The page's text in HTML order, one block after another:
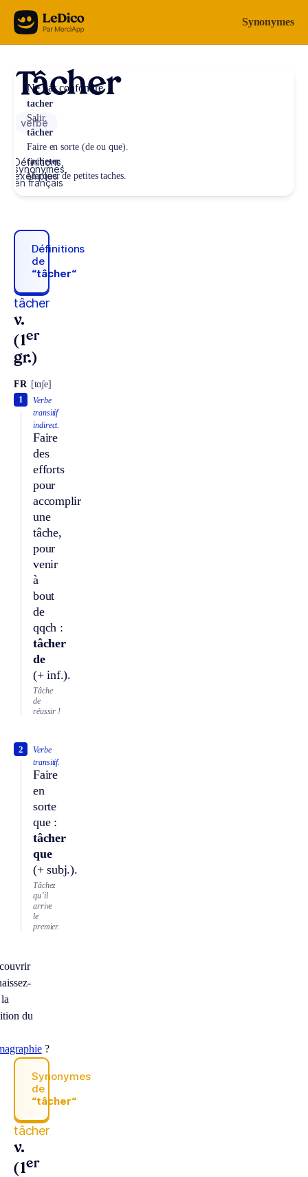
Aller au contenu Synonymes
Tâcher
verbe
Définitions,
synonymes,
exemples
en français
Définitions
de
“tâcher“
tâcher
v.
(1er
gr.)
FR [tɑʃe]
Verbe
transitif
indirect.
Faire
des
efforts
pour
accomplir
une
tâche,
pour
venir
à
bout
de
qqch :
tâcher
de
(+ inf.).
1
Tâche
de
réussir !
Verbe
transitif.
Faire
en
sorte
que :
tâcher
que
(+ subj.).
2
Tâchez
qu’il
arrive
le
premier.
du
?
Synonymes
de
“tâcher“
tâcher
v.
(1er
Ne pas confondre
tacher
Salir.
tâcher
Faire en sorte (de ou que).
tacheter
Marquer de petites taches.